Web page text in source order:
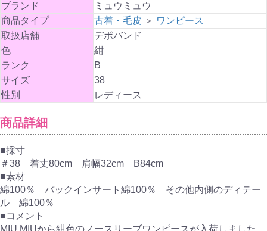
ブランド
ミュウミュウ
商品タイプ
古着・毛皮 ＞ ワンピース
取扱店舗
デポバンド
色
紺
ランク
B
サイズ
38
性別
レディース
商品詳細
■採寸
＃38 着丈80cm 肩幅32cm B84cm
■素材
綿100％ バックインサート綿100％ その他内側のディテー
ル 綿100％
■コメント